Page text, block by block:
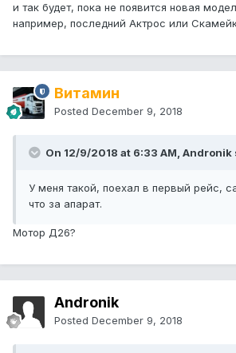
и так будет, пока не появится новая
например, последний Актрос или
Витамин
Posted December 9, 2018
On 12/9/2018 at 6:33 AM, Andronik
У меня такой, поехал в первый рейс,
что за апарат.
Мотор Д26?
Andronik
Posted December 9, 2018